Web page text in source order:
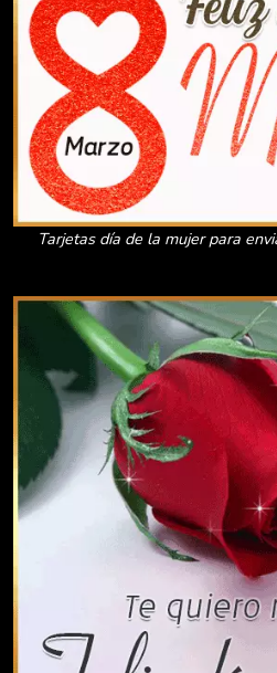
Tarjetas día de la mujer para